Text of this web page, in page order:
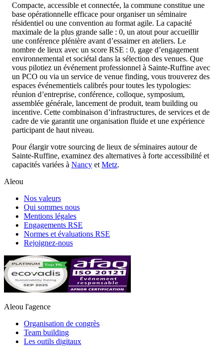
Compacte, accessible et connectée, la commune constitue une
base opérationnelle efficace pour organiser un séminaire
résidentiel ou une convention au format agile. La capacité
maximale de la plus grande salle : 0, un atout pour accueillir
une conférence plénière avant d’essaimer en ateliers. Le
nombre de lieux avec un score RSE : 0, gage d’engagement
environnemental et sociétal dans la sélection des venues. Que
vous pilotiez un événement professionnel à Sainte-Ruffine avec
un PCO ou via un service de venue finding, vous trouverez des
espaces événementiels calibrés pour toutes les typologies:
réunion d’entreprise, conférence, colloque, symposium,
assemblée générale, lancement de produit, team building ou
incentive. Cette combinaison d’infrastructures, de services et de
cadre de vie garantit une organisation fluide et une expérience
participant de haut niveau.
Pour élargir votre sourcing de lieux de séminaires autour de
Sainte-Ruffine, examinez des alternatives à forte accessibilité et
capacités variées à Nancy et Metz.
Aleou
Nos valeurs
Qui sommes nous
Mentions légales
Engagements RSE
Normes et évaluations RSE
Rejoignez-nous
Aleou l'agence
Organisation de congrès
Team building
Les outils digitaux